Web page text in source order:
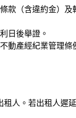
款（含違約金）及
日後舉證。
動產經紀業管理
人。若出租人遲